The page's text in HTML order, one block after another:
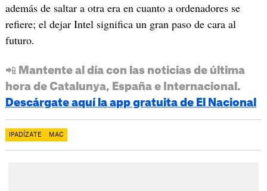
además de saltar a otra era en cuanto a ordenadores se
refiere; el dejar Intel significa un gran paso de cara al
futuro.
📲 Mantente al día con las noticias de última
hora de Catalunya, España e Internacional.
Descárgate aquí la app gratuita de El Nacional
IPADÍZATE MAC